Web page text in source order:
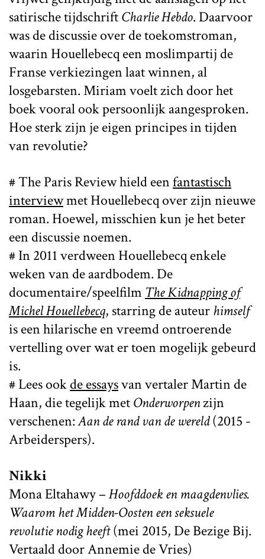
satirische tijdschriftCharlie Hebdo. Daarvoor
was de discussie over de toekomstroman,
waarin Houellebecq een moslimpartij de
Franse verkiezingen laat winnen, al
losgebarsten. Miriam voelt zich door het
boek vooral ook persoonlijk aangesproken.
Hoe sterk zijn je eigen principes in tijden
van revolutie?
# The Paris Review hield eenfantastisch
interviewmet Houellebecq over zijn nieuwe
roman. Hoewel, misschien kun je het beter
een discussie noemen.
# In 2011 verdween Houellebecq enkele
weken van de aardbodem. De
documentaire/speelfilm The Kidnapping of
Michel Houellebecq, starring de auteurhimself
is een hilarische en vreemd ontroerende
vertelling over wat er toen mogelijk gebeurd
is.
# Lees ookde essaysvan vertaler Martin de
Haan, die tegelijk metOnderworpenzijn
verschenen:Aan de rand van de wereld(2015 -
Arbeiderspers).
Nikki
Mona Eltahawy –Hoofddoek en maagdenvlies.
Waarom het Midden-Oosten een seksuele
revolutie nodig heeft(mei 2015, De Bezige Bij.
Vertaald door Annemie de Vries)